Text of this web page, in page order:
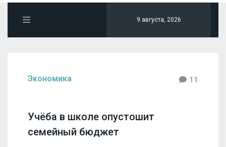
9 августа, 2026
Экономика 11
Учёба в школе опустошит
семейный бюджет